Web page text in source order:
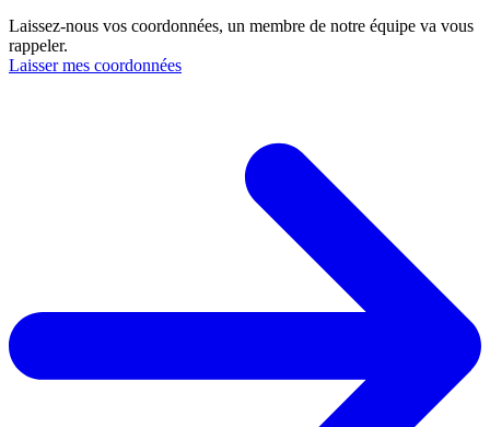
Laissez-nous vos coordonnées, un membre de notre équipe va vous
rappeler.
Laisser mes coordonnées